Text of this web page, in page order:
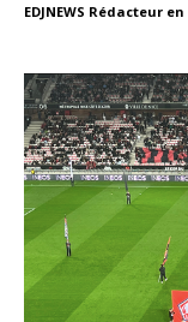
EDJNEWS Rédacteur